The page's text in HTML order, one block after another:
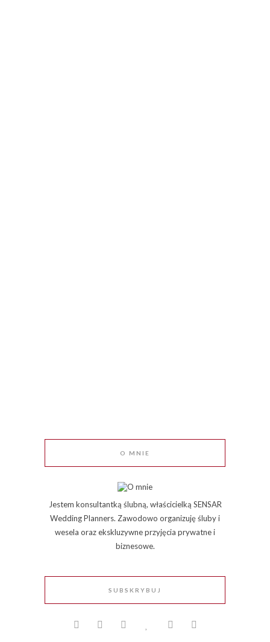
O MNIE
Jestem konsultantką ślubną, właścicielką SENSAR
Wedding Planners. Zawodowo organizuję śluby i
wesela oraz ekskluzywne przyjęcia prywatne i
biznesowe.
SUBSKRYBUJ